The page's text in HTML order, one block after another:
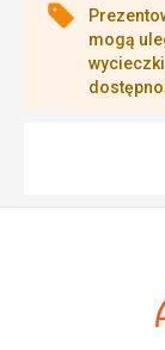
mogą